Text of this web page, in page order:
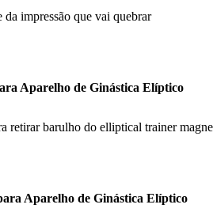
impressão que vai quebrar
Aparelho de Ginástica Elíptico
retirar barulho do elliptical trainer
Aparelho de Ginástica Elíptico